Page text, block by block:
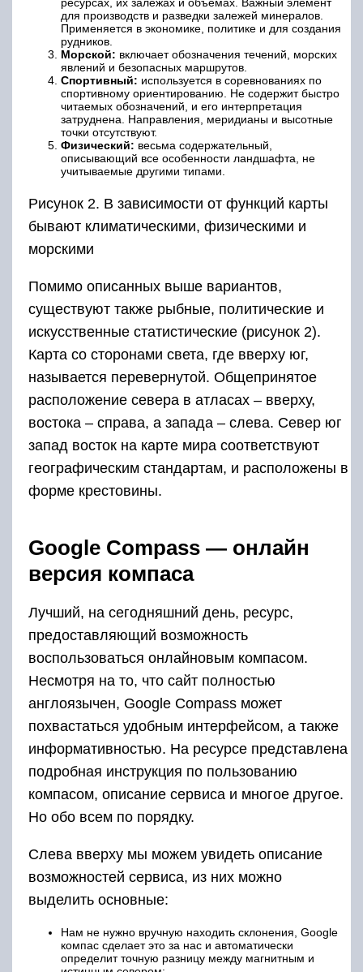
для производств и разведки залежей минералов.
Применяется в экономике, политике и для создания
рудников.
Морской: включает обозначения течений, морских
явлений и безопасных маршрутов.
Спортивный: используется в соревнованиях по
спортивному ориентированию. Не содержит быстро
читаемых обозначений, и его интерпретация
затруднена. Направления, меридианы и высотные
точки отсутствуют.
Физический: весьма содержательный,
описывающий все особенности ландшафта, не
учитываемые другими типами.
Рисунок 2. В зависимости от функций карты
бывают климатическими, физическими и
морскими
Помимо описанных выше вариантов,
существуют также рыбные, политические и
искусственные статистические (рисунок 2).
Карта со сторонами света, где вверху юг,
называется перевернутой. Общепринятое
расположение севера в атласах – вверху,
востока – справа, а запада – слева. Север юг
запад восток на карте мира соответствуют
географическим стандартам, и расположены в
форме крестовины.
Google Compass — онлайн
версия компаса
Лучший, на сегодняшний день, ресурс,
предоставляющий возможность
воспользоваться онлайновым компасом.
Несмотря на то, что сайт полностью
англоязычен, Google Compass может
похвастаться удобным интерфейсом, а также
информативностью. На ресурсе представлена
подробная инструкция по пользованию
компасом, описание сервиса и многое другое.
Но обо всем по порядку.
Слева вверху мы можем увидеть описание
возможностей сервиса, из них можно
выделить основные:
Нам не нужно вручную находить склонения, Google
компас сделает это за нас и автоматически
определит точную разницу между магнитным и